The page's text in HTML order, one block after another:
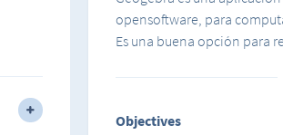
opensoftware, para
Es una buena opción para
En este curso iremos paso
Objectives